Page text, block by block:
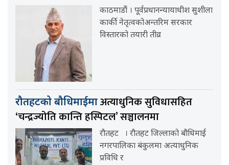
काठमाडौं । पूर्वप्रधानन्यायाधीश सुशीला
कार्की नेतृत्वकोअन्तरिम सरकार
विस्तारको तयारी तीव्र
रौतहटको बौधिमाईमाअत्याधुनिक सुविधासहित
‘चन्द्रज्योति कान्ति हस्पिटल’ सञ्चालनमा
रौतहट । रौतहट जिल्लाको बौधिमाई
नगरपालिका बंकुलमा अत्याधुनिक
प्रविधि र